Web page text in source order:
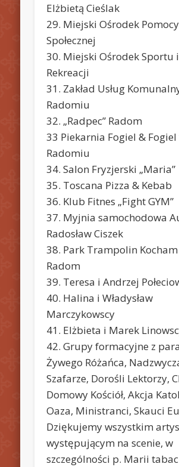
Elżbietą Cieślak
29. Miejski Ośrodek Pomocy
Społecznej
30. Miejski Ośrodek Sportu i
Rekreacji
31. Zakład Usług
Radomiu
32. „Radpec” Radom
33 Piekarnia Fogiel & Fogiel
Radomiu
34. Salon Fryzjerski „Maria”
35. Toscana Pizza & Kebab
36. Klub Fitnes „Fight GYM”
37. Myjnia samochodowa
Radosław Ciszek
38. Park Trampolin Kocham
Radom
39. Teresa i Andrzej
40. Halina i Władysław
Marczykowscy
41. Elżbieta i Marek
42. Grupy formacyjne z
Żywego Różańca,
Szafarze, Dorośli Lektorzy,
Domowy Kościół, Akcja
Oaza, Ministranci, Skauci
Dziękujemy wszystkim
występującym na scenie, w
szczególności p. Marii